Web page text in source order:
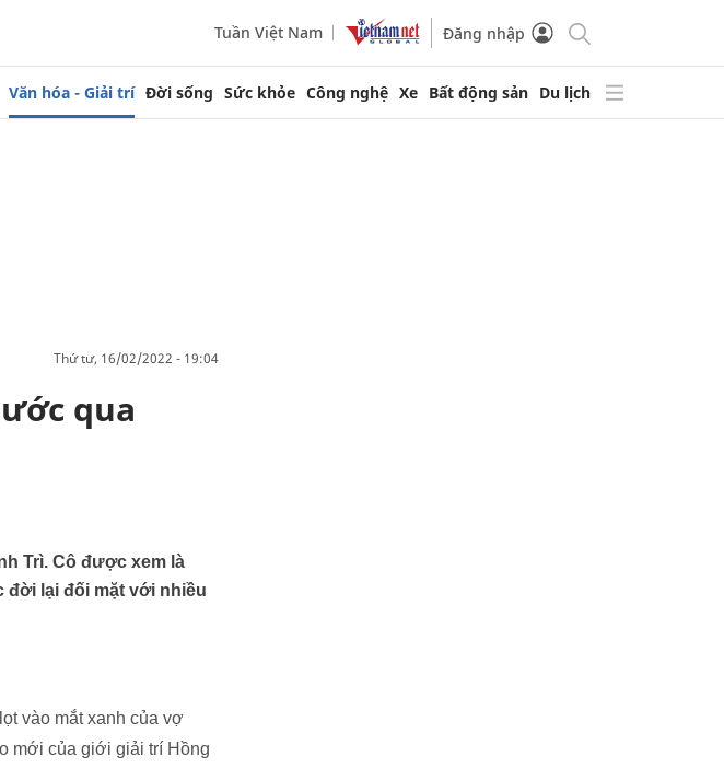
Tuần Việt Nam Đăng nhập
Văn hóa - Giải trí Đời sống Sức khỏe Công nghệ Xe Bất động sản Du lịch
thứ tư, 16/02/2022 - 19:04
qua
Trì. Cô được xem là
lại đối mặt với nhiều
vào mắt xanh của vợ
mới của giới giải trí Hồng